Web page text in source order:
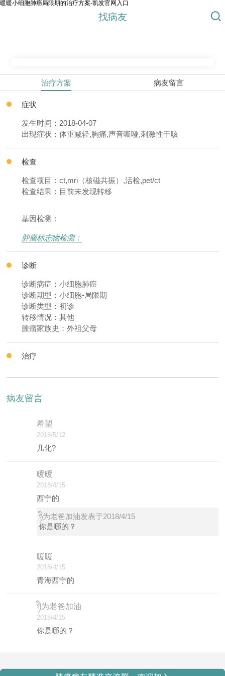
暖暖小细胞肺癌局限期的治疗方案-凯发官网入口
找病友
治疗方案 病友留言
症状
发生时间：2018-04-07
出现症状：体重减轻,胸痛,声音嘶哑,刺激性干咳
检查
检查项目：ct,mri（核磁共振）,活检,pet/ct
检查结果：目前未发现转移
基因检测：
肿瘤标志物检测：
诊断
诊断病症：小细胞肺癌
诊断期型：小细胞-局限期
诊断类型：初诊
转移情况：其他
腫瘤家族史：外祖父母
治疗
病友留言
希望
2018/5/12
几化?
暖暖
2018/4/15
西宁的
ཉི为老爸加油发表于2018/4/15
你是哪的？
暖暖
2018/4/15
青海西宁的
ཉི为老爸加油
2018/4/15
你是哪的？